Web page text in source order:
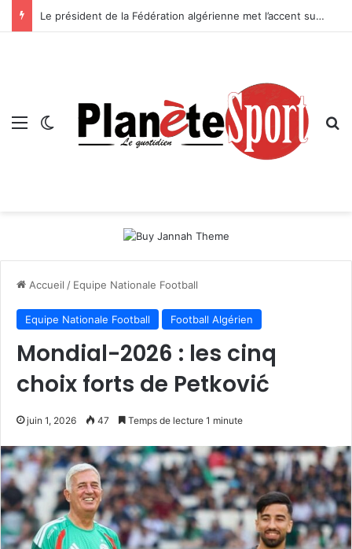
Le président de la Fédération algérienne met l’accent sur le projet de sa structure — Boussebt : « Il n’y aura pas d’avenir pour le handball algérien sans une véritable politique de formation »
Menu Switch skin
Accueil / Equipe Nationale Football
Equipe Nationale Football Football Algérien
Mondial-2026 : les cinq
choix forts de Petković
juin 1, 2026 47 Temps de lecture 1 minute